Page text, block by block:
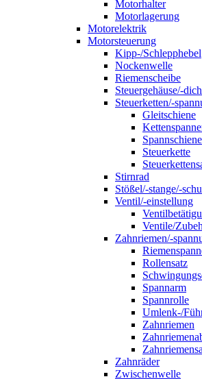
Motorhalter
Motorlagerung
Motorelektrik
Motorsteuerung
Kipp-/Schlepphebel
Nockenwelle
Riemenscheibe
Steuergehäuse/-
Steuerketten/-
Gleitschiene
Spannschiene
Steuerkette
Stirnrad
Stößel/-stange/-
Ventil/-einstellung
Ventile/
Zahnriemen/-
Rollensatz
Spannarm
Spannrolle
Umlenk-/
Zahnriemen
Zahnräder
Zwischenwelle